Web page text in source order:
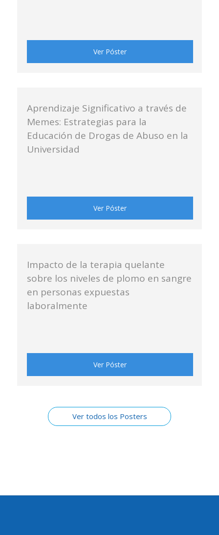
Ver Póster
Aprendizaje Significativo a través de
Memes: Estrategias para la
Educación de Drogas de Abuso en la
Universidad
Ver Póster
Impacto de la terapia quelante
sobre los niveles de plomo en sangre
en personas expuestas
laboralmente
Ver Póster
Ver todos los Posters